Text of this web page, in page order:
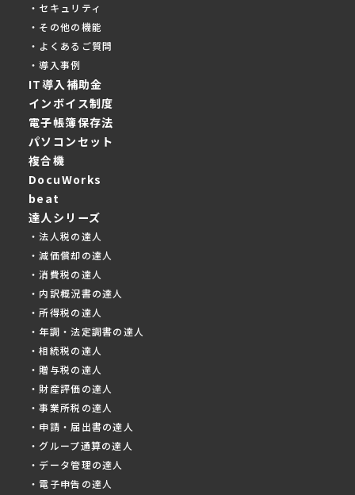
・セキュリティ
・その他の機能
・よくあるご質問
・導入事例
IT導入補助金
インボイス制度
電子帳簿保存法
パソコンセット
複合機
DocuWorks
beat
達人シリーズ
・法人税の達人
・減価償却の達人
・消費税の達人
・内訳概況書の達人
・所得税の達人
・年調・法定調書の達人
・相続税の達人
・贈与税の達人
・財産評価の達人
・事業所税の達人
・申請・届出書の達人
・グループ通算の達人
・データ管理の達人
・電子申告の達人